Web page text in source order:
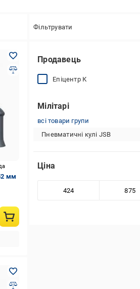
Фільтрувати
мм
Продавець
Епіцентр К
Мілітарі
всі товари групи
Пневматичні кулі JSB
Ціна